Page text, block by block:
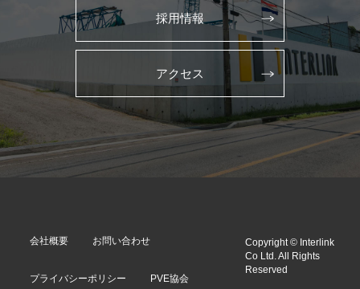
採用情報
アクセス
会社概要 お問い合わせ
プライバシーポリシー PVE協会
Copyright © Interlink
Co Ltd. All Rights
Reserved